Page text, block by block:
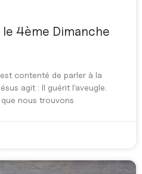
4ème Dimanche
contenté de parler à la
agit : Il guérit l’aveugle.
que nous trouvons